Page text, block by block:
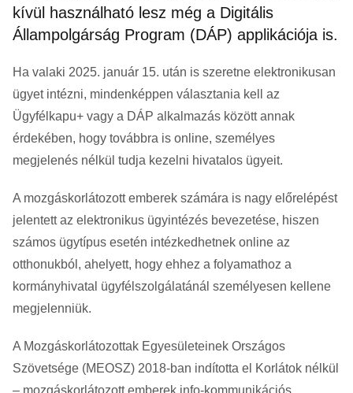
kívül használható lesz még a Digitális
Állampolgárság Program (DÁP) applikációja is.
Ha valaki 2025. január 15. után is szeretne elektronikusan
ügyet intézni, mindenképpen választania kell az
Ügyfélkapu+ vagy a DÁP alkalmazás között annak
érdekében, hogy továbbra is online, személyes
megjelenés nélkül tudja kezelni hivatalos ügyeit.
A mozgáskorlátozott emberek számára is nagy előrelépést
jelentett az elektronikus ügyintézés bevezetése, hiszen
számos ügytípus esetén intézkedhetnek online az
otthonukból, ahelyett, hogy ehhez a folyamathoz a
kormányhivatal ügyfélszolgálatánál személyesen kellene
megjelenniük.
A Mozgáskorlátozottak Egyesületeinek Országos
Szövetsége (MEOSZ) 2018-ban indította el Korlátok nélkül
– mozgáskorlátozott emberek info-kommunikációs